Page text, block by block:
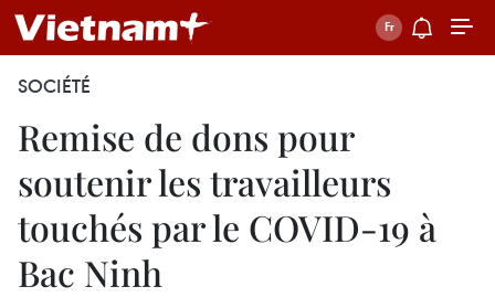
SOCIÉTÉ
Remise de dons pour
soutenir les travailleurs
touchés par le COVID-19 à
Bac Ninh